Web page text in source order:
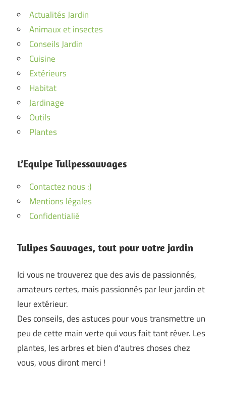
Actualités Jardin
Animaux et insectes
Conseils Jardin
Cuisine
Extérieurs
Habitat
Jardinage
Outils
Plantes
L’Equipe Tulipessauvages
Contactez nous :)
Mentions légales
Confidentialié
Tulipes Sauvages, tout pour votre jardin
Ici vous ne trouverez que des avis de passionnés,
amateurs certes, mais passionnés par leur jardin et
leur extérieur.
Des conseils, des astuces pour vous transmettre un
peu de cette main verte qui vous fait tant rêver. Les
plantes, les arbres et bien d'autres choses chez
vous, vous diront merci !